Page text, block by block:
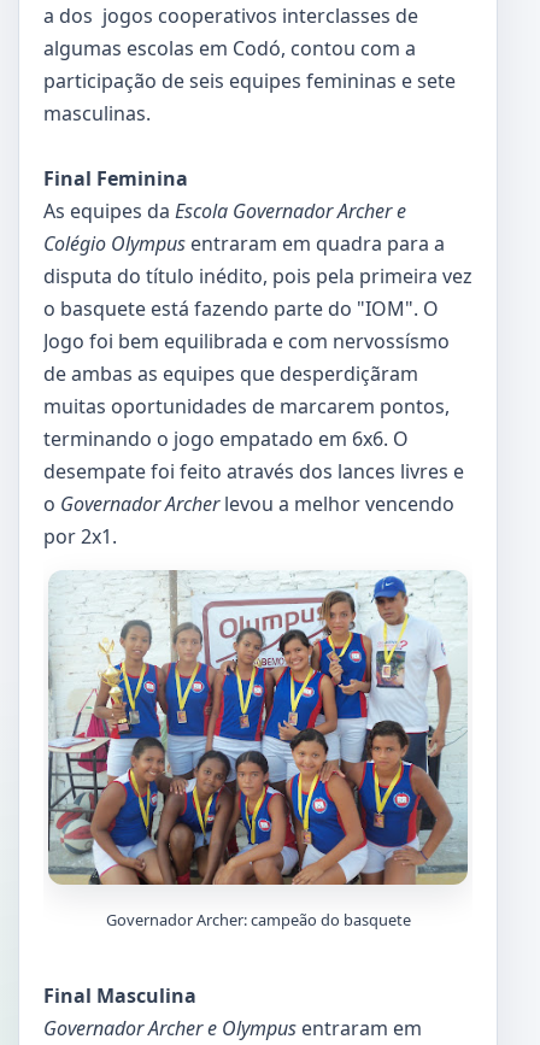
a dos jogos cooperativos interclasses de
algumas escolas em Codó, contou com a
participação de seis equipes femininas e sete
masculinas.
Final Feminina
As equipes da Escola Governador Archer e
Colégio Olympus entraram em quadra para a
disputa do título inédito, pois pela primeira vez
o basquete está fazendo parte do "IOM". O
Jogo foi bem equilibrada e com nervossísmo
de ambas as equipes que desperdiçãram
muitas oportunidades de marcarem pontos,
terminando o jogo empatado em 6x6. O
desempate foi feito através dos lances livres e
o Governador Archerlevou a melhor vencendo
por 2x1.
Governador Archer: campeão do basquete
Final Masculina
Governador Archer e Olympus entraram em